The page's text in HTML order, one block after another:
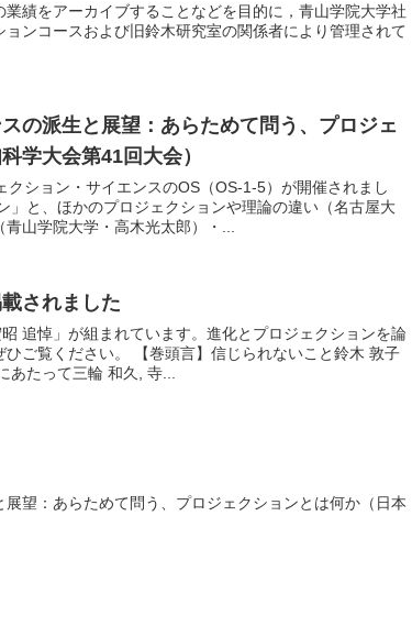
績をアーカイブすることなどを目的に，青山学院大学社
ンコースおよび旧鈴木研究室の関係者により管理されて
の派生と展望：あらためて問う、プロジェ
学大会第41回大会）
クション・サイエンスのOS（OS-1-5）が開催されまし
」と、ほかのプロジェクションや理論の違い（名古屋大
山学院大学・高木光太郎）・...
されました
追悼」が組まれています。進化とプロジェクションを論
ご覧ください。 【巻頭言】信じられないこと鈴木 敦子
あたって三輪 和久, 寺...
望：あらためて問う、プロジェクションとは何か（日本